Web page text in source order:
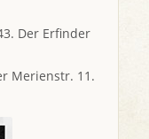
Der Erfinder
Merienstr. 11.